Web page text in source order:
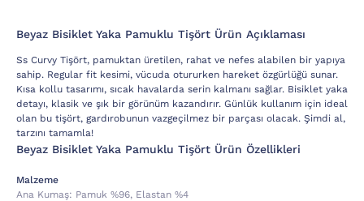
Beyaz Bisiklet Yaka Pamuklu Tişört Ürün Açıklaması
Ss Curvy Tişört, pamuktan üretilen, rahat ve nefes alabilen bir yapıya
sahip. Regular fit kesimi, vücuda otururken hareket özgürlüğü sunar.
Kısa kollu tasarımı, sıcak havalarda serin kalmanı sağlar. Bisiklet yaka
detayı, klasik ve şık bir görünüm kazandırır. Günlük kullanım için ideal
olan bu tişört, gardırobunun vazgeçilmez bir parçası olacak. Şimdi al,
tarzını tamamla!
Beyaz Bisiklet Yaka Pamuklu Tişört Ürün Özellikleri
Malzeme
Ana Kumaş: Pamuk %96, Elastan %4